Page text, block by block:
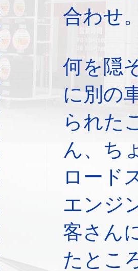
合わせ
何を隠
に別の
られた
ん、ち
ロード
エンジ
客さん
たとこ